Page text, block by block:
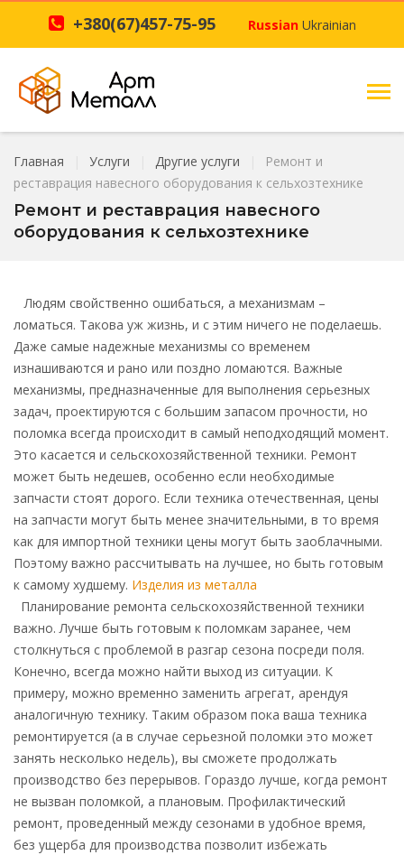
+380(67)457-75-95 Russian Ukrainian
Главная Услуги Другие услуги
Ремонт и
реставрация навесного оборудования к сельхозтехнике
Ремонт и реставрация навесного
оборудования к сельхозтехнике
Людям свойственно ошибаться, а механизмам –
ломаться. Такова уж жизнь, и с этим ничего не поделаешь.
Даже самые надежные механизмы со временем
изнашиваются и рано или поздно ломаются. Важные
механизмы, предназначенные для выполнения серьезных
задач, проектируются с большим запасом прочности, но
поломка всегда происходит в самый неподходящий момент.
Это касается и сельскохозяйственной техники. Ремонт
может быть недешев, особенно если необходимые
запчасти стоят дорого. Если техника отечественная, цены
на запчасти могут быть менее значительными, в то время
как для импортной техники цены могут быть заоблачными.
Поэтому важно рассчитывать на лучшее, но быть готовым
к самому худшему. Изделия из металла
Планирование ремонта сельскохозяйственной техники
важно. Лучше быть готовым к поломкам заранее, чем
столкнуться с проблемой в разгар сезона посреди поля.
Конечно, всегда можно найти выход из ситуации. К
примеру, можно временно заменить агрегат, арендуя
аналогичную технику. Таким образом пока ваша техника
ремонтируется (а в случае серьезной поломки это может
занять несколько недель), вы сможете продолжать
производство без перерывов. Гораздо лучше, когда ремонт
не вызван поломкой, а плановым. Профилактический
ремонт, проведенный между сезонами в удобное время,
без ущерба для производства позволит избежать